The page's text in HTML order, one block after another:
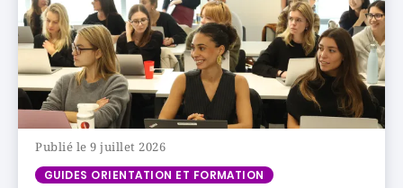
Publié le 9 juillet 2026
GUIDES ORIENTATION ET FORMATION